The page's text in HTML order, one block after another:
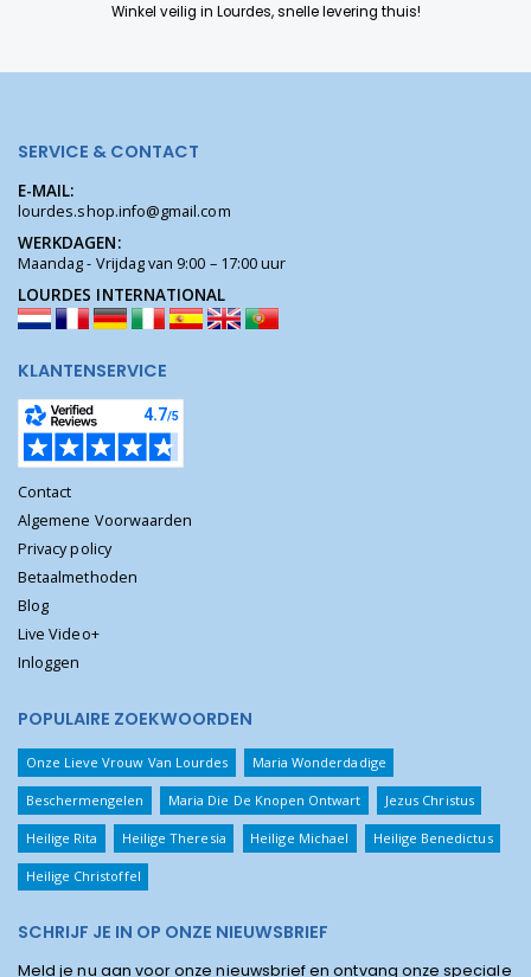
Winkel veilig in Lourdes, snelle levering thuis!
SERVICE & CONTACT
E-MAIL:
lourdes.shop.info@gmail.com
WERKDAGEN:
Maandag - Vrijdag van 9:00 – 17:00 uur
LOURDES INTERNATIONAL
KLANTENSERVICE
Contact
Algemene Voorwaarden
Privacy policy
Betaalmethoden
Blog
Live Video+
Inloggen
POPULAIRE ZOEKWOORDEN
Onze Lieve Vrouw Van Lourdes Maria Wonderdadige
Beschermengelen Maria Die De Knopen Ontwart Jezus Christus
Heilige Rita Heilige Theresia Heilige Michael Heilige Benedictus
Heilige Christoffel
SCHRIJF JE IN OP ONZE NIEUWSBRIEF
Meld je nu aan voor onze nieuwsbrief en ontvang onze speciale